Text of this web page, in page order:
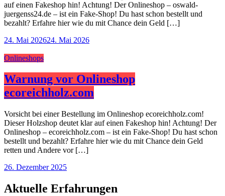
auf einen Fakeshop hin! Achtung! Der Onlineshop – oswald-
juergenss24.de – ist ein Fake-Shop! Du hast schon bestellt und
bezahlt? Erfahre hier wie du mit Chance dein Geld […]
24. Mai 202624. Mai 2026
Onlineshops
Warnung vor Onlineshop
ecoreichholz.com
Vorsicht bei einer Bestellung im Onlineshop ecoreichholz.com!
Dieser Holzshop deutet klar auf einen Fakeshop hin! Achtung! Der
Onlineshop – ecoreichholz.com – ist ein Fake-Shop! Du hast schon
bestellt und bezahlt? Erfahre hier wie du mit Chance dein Geld
retten und Andere vor […]
26. Dezember 2025
Aktuelle Erfahrungen